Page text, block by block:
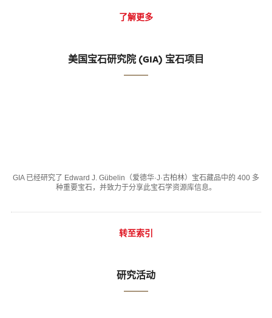
了解更多
美国宝石研究院 (GIA) 宝石项目
GIA 已经研究了 Edward J. Gübelin（爱德华·J·古柏林）宝石藏品中的 400 多
种重要宝石，并致力于分享此宝石学资源库信息。
转至索引
研究活动